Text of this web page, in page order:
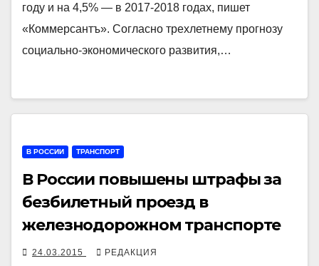
году и на 4,5% — в 2017-2018 годах, пишет
«Коммерсантъ». Согласно трехлетнему прогнозу
социально-экономического развития,…
В РОССИИ ТРАНСПОРТ
В России повышены штрафы за
безбилетный проезд в
железнодорожном транспорте
24.03.2015 РЕДАКЦИЯ